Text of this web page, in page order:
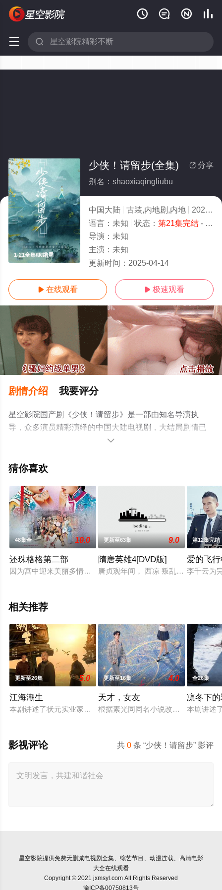
   
 
1-21全集/大结局
 分享
少侠！请留步(全集)
别名：shaoxiaqingliubu
中国大陆 古装,内地剧,内地 2022
语言： 未知 状态： 第21集完结- 免费在线观看
导演： 未知
主演： 未知
更新时间： 2025-04-14
 在线观看  极速观看
剧情介绍 我要评分
星空影院国产剧《少侠！请留步》是一部由知名导演执
导，众多演员精彩演绎的中国大陆电视剧，大结局剧情已
揭晓（1-21全集），手机免费观看高清未删减完整版电视
剧、电视猫或剧情网等平台了解。

猜你喜欢
48集全 10.0
还珠格格第二部
因为宫中迎来美丽多情的回族公主香妃（刘丹），乾隆（张铁
更新至63集 9.0
隋唐英雄4[DVD版]
唐贞观年间， 西凉 叛乱， 李世民
第12集完结
爱的飞
李千云为
相关推荐
更新至26集 5.0
江海潮生
本剧讲述了状元实业家张謇创办大生企业，实业报国的故事。
更新至16集 4.0
天才，女友
根据素光同同名小说改编。江逾白长
全26集
凛冬下
本剧讲述
共0 条 “少侠！请留步” 影评
影视评论
星空影院提供免费无删减电视剧全集、综艺节目、动漫连载、高清电影
大全在线观看
Copyright © 2021 jxmsyl.com All Rights Reserved
渝ICP备00750813号